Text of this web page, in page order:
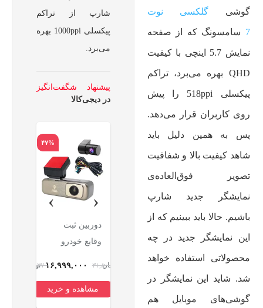
شارپ از تراکم‌
پیکسلی 1000ppi بهره
می‌برد.
پیشنهاد شگفت‌انگیز
در دیجی‌کالا
۴۰%
جوراب مردانه
پالوته مدل PLT-
عددی
۴۲۰,۰۰۰
جوراب ساق
بلند مردانه
سیرداش مدل
۱,۰۴۵,۸۰۰ تومان
۴۷%
دوربین ثبت
وقایع خودرو
به همراه دوربین
۳۱,۸۰۰,۰۰۰ ۱۶,۹۹۹,۰۰۰ تومان
مشاهده و خرید
۱۴,۵۴۵,۲۷۰
‹
›
گوشی گلکسی نوت
7 سامسونگ که از صفحه
نمایش 5.7 اینچی با کیفیت
QHD بهره می‌برد، تراکم
پیکسلی 518ppi را پیش
روی کاربران قرار می‌دهد.
پس به همین دلیل باید
شاهد کیفیت بالا و شفافیت
تصویر فوق‌العاده‌ی
نمایشگر جدید شارپ
باشیم. حالا باید ببینیم که از
این نمایشگر جدید در چه
محصولاتی استفاده خواهد
شد. شاید این نمایشگر در
گوشی‌های موبایل هم